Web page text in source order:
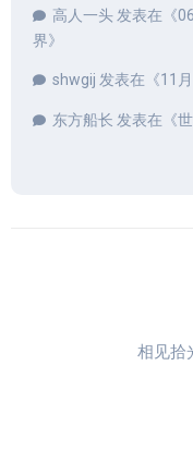
高人一头发表在《
界》
shwgij 发表在《11
东方船长 发表在《
相见拾